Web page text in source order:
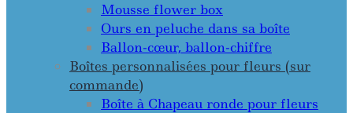
Mousse flower box
Ours en peluche dans sa boîte
Ballon-cœur, ballon-chiffre
Boîtes personnalisées pour fleurs (sur
commande)
Boîte à Chapeau ronde pour fleurs